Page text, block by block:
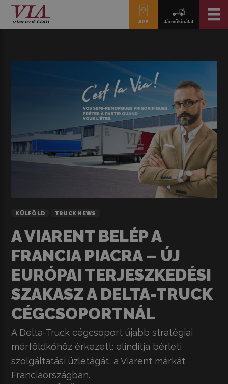
APP Járműkínálat
KÜLFÖLD TRUCK NEWS
A VIARENT BELÉP A
FRANCIA PIACRA – ÚJ
EURÓPAI TERJESZKEDÉSI
SZAKASZ A DELTA-TRUCK
CÉGCSOPORTNÁL
A Delta-Truck cégcsoport újabb stratégiai
mérföldkőhöz érkezett: elindítja bérleti
szolgáltatási üzletágát, a Viarent márkát
Franciaországban.